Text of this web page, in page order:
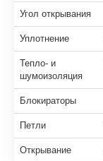
Угол открывания
Уплотнение
Тепло- и
шумоизоляция
Блокираторы
Петли
Открывание